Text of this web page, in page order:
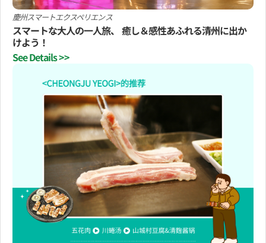
慶州スマートエクスペリエンス
スマートな大人の一人旅、 癒し＆感性あふれる清州に出か
けよう！
See Details >>